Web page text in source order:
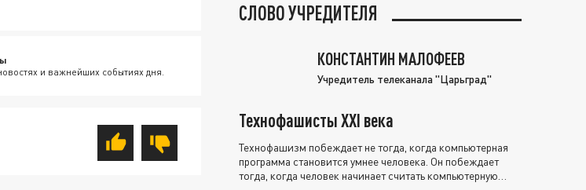
и важнейших событиях дня.
СЛОВО УЧРЕДИТЕЛЯ
КОНСТАНТИН МАЛОФЕЕВ
Учредитель телеканала "Царьград"
Технофашисты XXI века
Технофашизм побеждает не тогда, когда компьютерная
программа становится умнее человека. Он побеждает
тогда, когда человек начинает считать компьютерную